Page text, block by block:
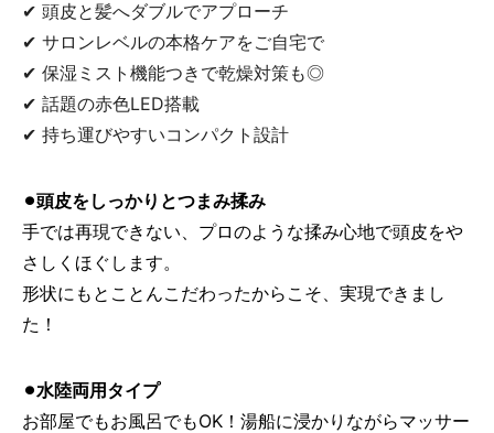
✔ 頭皮と髪へダブルでアプローチ
✔ サロンレベルの本格ケアをご自宅で
✔ 保湿ミスト機能つきで乾燥対策も◎
✔ 話題の赤色LED搭載
✔ 持ち運びやすいコンパクト設計
⚫︎頭皮をしっかりとつまみ揉み
手では再現できない、プロのような揉み心地で頭皮をや
さしくほぐします。
形状にもとことんこだわったからこそ、実現できまし
た！
⚫︎水陸両用タイプ
お部屋でもお風呂でもOK！湯船に浸かりながらマッサー